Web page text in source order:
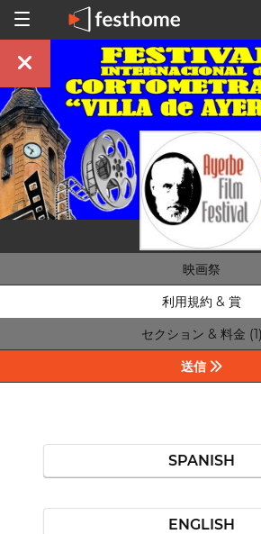
映画祭
利用規約 & 賞
セクション & 料金 (1)
送信
SPANISH
ENGLISH